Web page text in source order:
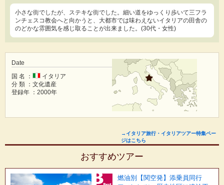
小さな街でしたが、ステキな街でした。細い道をゆっくり歩いて三フラ
ンチェスコ教会へと向かうと、大都市では味わえないイタリアの田舎の
のどかな雰囲気を感じ取ることが出来ました。(30代・女性)
国 名 ：
イタリア
分 類 ：文化遺産
登録年 ：2000年
→イタリア旅行・イタリアツアー特集ペー
ジはこちら
おすすめツアー
燃油別【関空発】添乗員同行